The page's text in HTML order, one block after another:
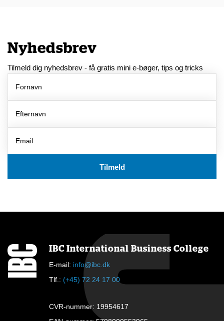
Nyhedsbrev
Tilmeld dig nyhedsbrev - få gratis mini e-bøger, tips og tricks
IBC International Business College
E-mail: info@ibc.dk
Tlf.: (+45) 72 24 17 00
CVR-nummer: 19954617